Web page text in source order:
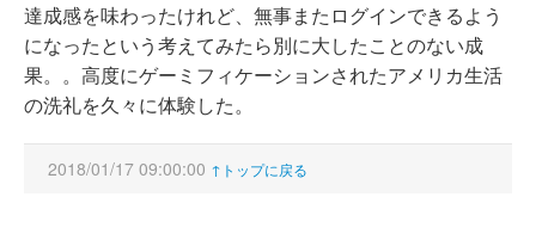
達成感を味わったけれど、無事またログインできるよう
になったという考えてみたら別に大したことのない成
果。。高度にゲーミフィケーションされたアメリカ生活
の洗礼を久々に体験した。
2018/01/17 09:00:00 ↑トップに戻る